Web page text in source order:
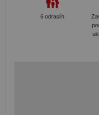
6 odraslih